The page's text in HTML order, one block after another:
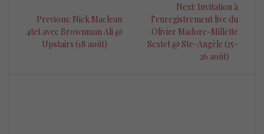
l’article
Previous: Previous
post:
Nick Maclean
4tet avec Brownman Ali @
Upstairs (18 août)
Next: Next
post:
Invitation à
l’enregistrement live du
Olivier Madore-Millette
Sextet @ Ste-Angèle (25-
26 août)